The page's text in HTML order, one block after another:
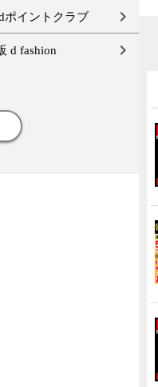
ポイントクラブ
d fashion
り 飛騨牛入 バーベキ